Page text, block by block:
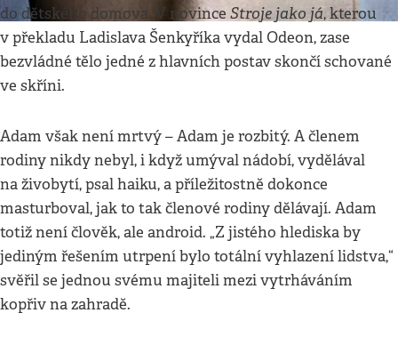
do dětského domova. V novince Stroje jako já, kterou
v překladu Ladislava Šenkyříka vydal Odeon, zase
bezvládné tělo jedné z hlavních postav skončí schované
ve skříni.
Adam však není mrtvý – Adam je rozbitý. A členem
rodiny nikdy nebyl, i když umýval nádobí, vydělával
na živobytí, psal haiku, a příležitostně dokonce
masturboval, jak to tak členové rodiny dělávají. Adam
totiž není člověk, ale android. „Z jistého hlediska by
jediným řešením utrpení bylo totální vyhlazení lidstva,“
svěřil se jednou svému majiteli mezi vytrháváním
kopřiv na zahradě.